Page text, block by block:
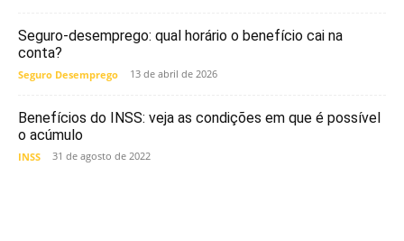
Seguro-desemprego: qual horário o benefício cai na
conta?
Seguro Desemprego 13 de abril de 2026
Benefícios do INSS: veja as condições em que é possível
o acúmulo
INSS 31 de agosto de 2022